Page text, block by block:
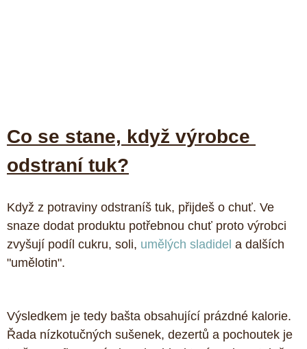
Co se stane, když výrobce
odstraní tuk?
Když z potraviny odstraníš tuk, přijdeš o chuť. Ve
snaze dodat produktu potřebnou chuť proto výrobci
zvyšují podíl cukru, soli, umělých sladidel a dalších
"umělotin".
Výsledkem je tedy bašta obsahující prázdné kalorie.
Řada nízkotučných sušenek, dezertů a pochoutek je